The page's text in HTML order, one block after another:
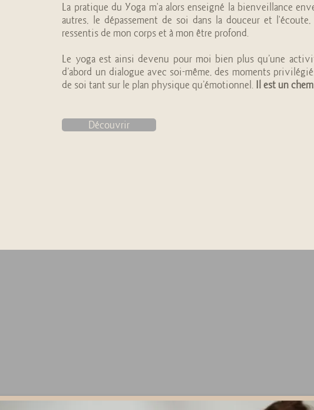
La pratique du Yoga m'a alors enseigné la bienveillance
autres, le dépassement de soi dans la douceur et
ressentis de mon corps et à mon être profond.
Le yoga est ainsi devenu pour moi bien plus qu’une
d’abord un dialogue avec soi-même, des moments
de soi tant sur le plan physique qu’émotionnel. Il est un
Découvrir